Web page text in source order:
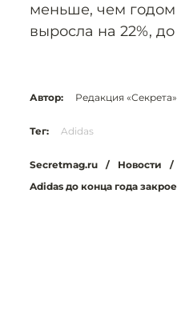
меньше, чем
выросла на 22%,
Автор: Редакция «Секрета»
Тег: Adidas
Secretmag.ru / Новости
/
Adidas до конца года